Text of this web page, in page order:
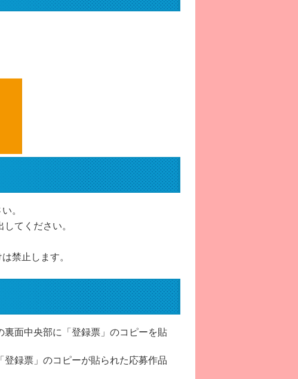
。
てください。
禁止します。
面中央部に「登録票」のコピーを貼
録票」のコピーが貼られた応募作品